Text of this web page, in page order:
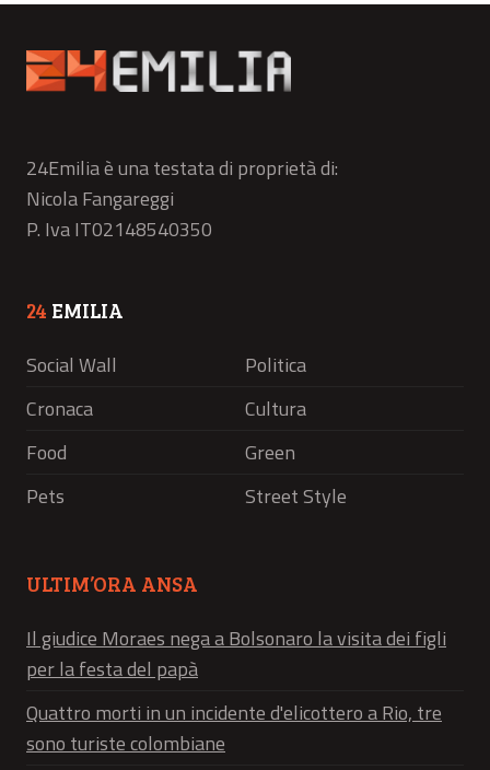
24Emilia è una testata di proprietà di:
Nicola Fangareggi
P. Iva IT02148540350
24 EMILIA
Social Wall
Politica
Cronaca
Cultura
Food
Green
Pets
Street Style
ULTIM’ORA ANSA
Il giudice Moraes nega a Bolsonaro la visita dei figli
per la festa del papà
Quattro morti in un incidente d'elicottero a Rio, tre
sono turiste colombiane